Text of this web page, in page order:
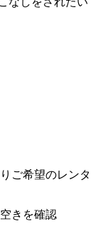
ご希望のレンタ
きを確認